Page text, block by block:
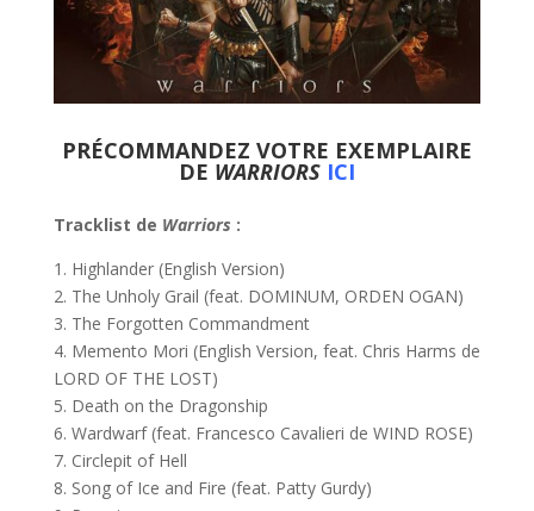
PRÉCOMMANDEZ VOTRE EXEMPLAIRE
DE WARRIORS ICI
Tracklist de Warriors :
1. Highlander (English Version)
2. The Unholy Grail (feat. DOMINUM, ORDEN OGAN)
3. The Forgotten Commandment
4. Memento Mori (English Version, feat. Chris Harms de
LORD OF THE LOST)
5. Death on the Dragonship
6. Wardwarf (feat. Francesco Cavalieri de WIND ROSE)
7. Circlepit of Hell
8. Song of Ice and Fire (feat. Patty Gurdy)